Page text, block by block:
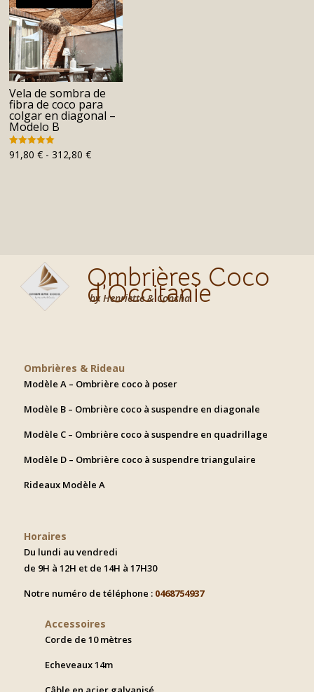
504,00 €
Vela de sombra de
fibra de coco para
colgar en diagonal –
Modelo B
Valorado
con
91,80€ - 312,80€Rango
Ombrières Coco
d’Occitanie
by Henriette & Concha
Ombrières & Rideau
Modèle A – Ombrière coco à poser
Modèle B – Ombrière coco à suspendre en diagonale
Modèle C – Ombrière coco à suspendre en quadrillage
Modèle D – Ombrière coco à suspendre triangulaire
Rideaux Modèle A
Horaires
Du lundi au vendredi
de 9H à 12H et de 14H à 17H30
Notre numéro de téléphone : 0468754937
Accessoires
Corde de 10 mètres
Echeveaux 14m